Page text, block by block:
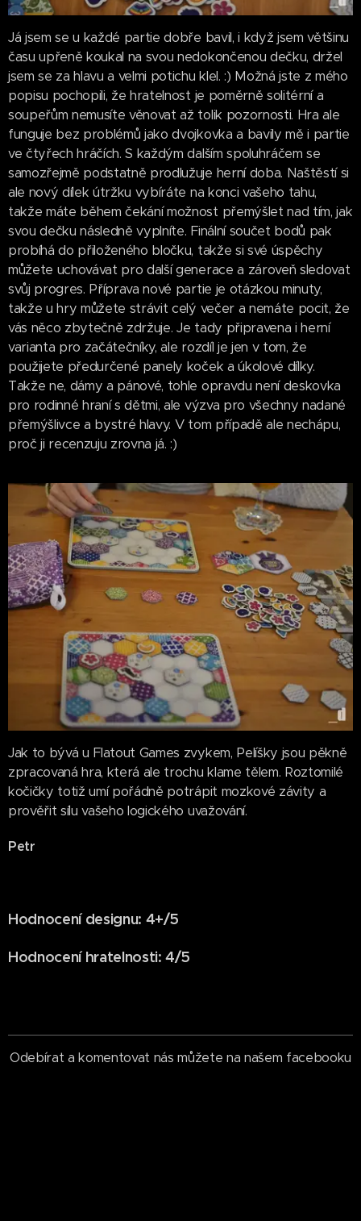
Já jsem se u každé partie dobře bavil, i když jsem většinu
času upřeně koukal na svou nedokončenou dečku, držel
jsem se za hlavu a velmi potichu klel. :) Možná jste z mého
popisu pochopili, že hratelnost je poměrně solitérní a
soupeřům nemusíte věnovat až tolik pozornosti. Hra ale
funguje bez problémů jako dvojkovka a bavily mě i partie
ve čtyřech hráčích. S každým dalším spoluhráčem se
samozřejmě podstatně prodlužuje herní doba. Naštěstí si
ale nový dílek útržku vybíráte na konci vašeho tahu,
takže máte během čekání možnost přemýšlet nad tím, jak
svou dečku následně vyplníte. Finální součet bodů pak
probíhá do přiloženého bločku, takže si své úspěchy
můžete uchovávat pro další generace a zároveň sledovat
svůj progres. Příprava nové partie je otázkou minuty,
takže u hry můžete strávit celý večer a nemáte pocit, že
vás něco zbytečně zdržuje. Je tady připravena i herní
varianta pro začátečníky, ale rozdíl je jen v tom, že
použijete předurčené panely koček a úkolové dílky.
Takže ne, dámy a pánové, tohle opravdu není deskovka
pro rodinné hraní s dětmi, ale výzva pro všechny nadané
přemýšlivce a bystré hlavy. V tom případě ale nechápu,
proč ji recenzuju zrovna já. :)
Jak to bývá u Flatout Games zvykem, Pelíšky jsou pěkně
zpracovaná hra, která ale trochu klame tělem. Roztomilé
kočičky totiž umí pořádně potrápit mozkové závity a
prověřit sílu vašeho logického uvažování.
Petr
Hodnocení designu: 4+/5
Hodnocení hratelnosti: 4/5
Odebírat a komentovat nás můžete na našem facebooku